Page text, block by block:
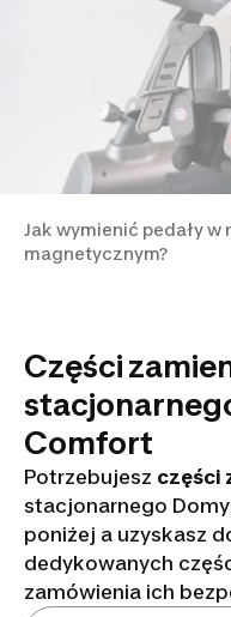
Jak wymienić pedały w
magnetycznym?
Części
Comfort
Potrzebujesz części
stacjonarnego
poniżej a uzyskasz
dedykowanych
zamówienia ich